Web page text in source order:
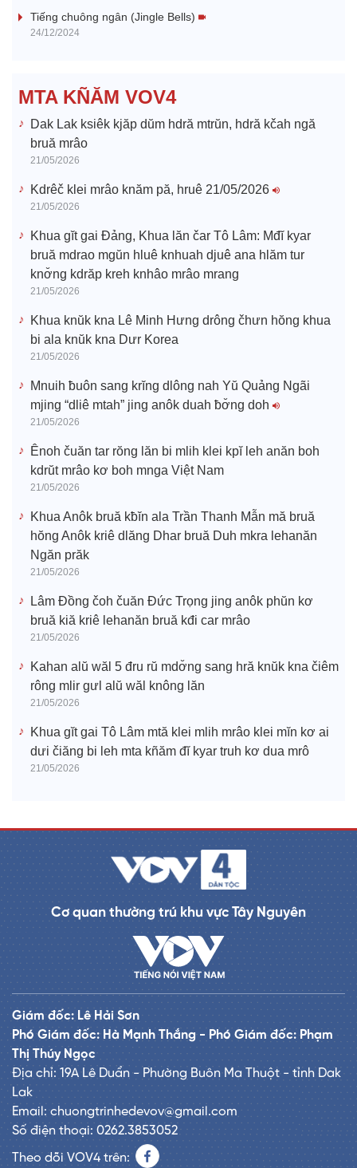
i
o
Tiếng chuông ngân (Jingle Bells)
24/12/2024
MTA KÑĂM VOV4
Dak Lak ksiêk kjăp dŭm hdră mtrŭn, hdră kčah ngă
bruă mrâo
21/05/2026
Kdrêč klei mrâo knăm pă, hruê 21/05/2026
21/05/2026
Khua gĭt gai Đảng, Khua lăn čar Tô Lâm: Mđĭ kyar
bruă mdrao mgŭn hluê knhuah djuê ana hlăm tur
knơ̆ng kdrăp kreh knhâo mrâo mrang
21/05/2026
Khua knŭk kna Lê Minh Hưng drông čhưn hŏng khua
bi ala knŭk kna Dưr Korea
21/05/2026
Mnuih ƀuôn sang krĭng dlông nah Yŭ Quảng Ngãi
mjing “dliê mtah” jing anôk duah ƀơ̆ng doh
21/05/2026
Ênoh čuăn tar rŏng lăn bi mlih klei kpĭ leh anăn boh
kdrŭt mrâo kơ boh mnga Việt Nam
21/05/2026
Khua Anôk bruă kƀĭn ala Trần Thanh Mẫn mă bruă
hŏng Anôk kriê dlăng Dhar bruă Duh mkra lehanăn
Ngăn prăk
21/05/2026
Lâm Đồng čoh čuăn Đức Trọng jing anôk phŭn kơ
bruă kiă kriê lehanăn bruă kđi car mrâo
21/05/2026
Kahan alŭ wăl 5 đru rŭ mdơ̆ng sang hră knŭk kna čiêm
rông mlir gưl alŭ wăl knông lăn
21/05/2026
Khua gĭt gai Tô Lâm mtă klei mlih mrâo klei mĭn kơ ai
dưi čiăng bi leh mta kñăm đĭ kyar truh kơ dua mrô
21/05/2026
Cơ quan thường trú khu vực Tây Nguyên
Giám đốc: Lê Hải Sơn
Phó Giám đốc: Hà Mạnh Thắng - Phó Giám đốc: Phạm
Thị Thúy Ngọc
Địa chỉ: 19A Lê Duẩn - Phường Buôn Ma Thuột - tỉnh Dak
Lak
Email: chuongtrinhedevov@gmail.com
Số điện thoại: 0262.3853052
Theo dõi VOV4 trên: